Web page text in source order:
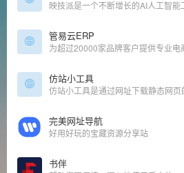
管易云ERP
为超过20000家品牌客户提供专业电
仿站小工具
完美网址导航
好用好玩的宝藏资源分享站
书伴